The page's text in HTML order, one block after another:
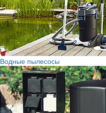
Водные пылесосы